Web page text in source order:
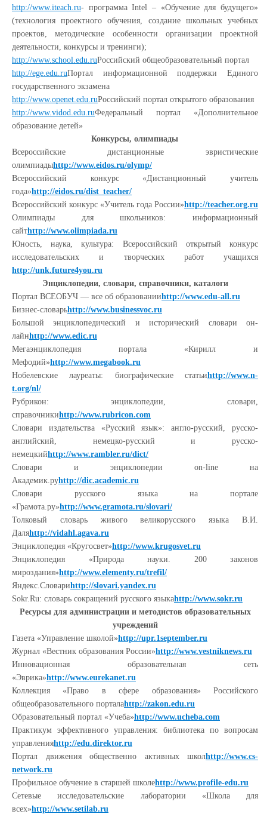
http://www.iteach.ru- программа Intel – «Обучение для будущего»
(технология проектного обучения, создание школьных учебных
проектов, методические особенности организации проектной
деятельности, конкурсы и тренинги);
http://www.school.edu.ruРоссийский общеобразовательный портал
http://ege.edu.ruПортал информационной поддержки Единого
государственного экзамена
http://www.openet.edu.ruРоссийский портал открытого образования
http://www.vidod.edu.ruФедеральный портал «Дополнительное
образование детей»
Конкурсы, олимпиады
Всероссийские дистанционные эвристические
олимпиадыhttp://www.eidos.ru/olymp/
Всероссийский конкурс «Дистанционный учитель
года»http://eidos.ru/dist_teacher/
Всероссийский конкурс «Учитель года России»http://teacher.org.ru
Олимпиады для школьников: информационный
сайтhttp://www.olimpiada.ru
Юность, наука, культура: Всероссийский открытый конкурс
исследовательских и творческих работ учащихся
http://unk.future4you.ru
Энциклопедии, словари, справочники, каталоги
Портал ВСЕОБУЧ — все об образованииhttp://www.edu-all.ru
Бизнес-словарьhttp://www.businessvoc.ru
Большой энциклопедический и исторический словари он-
лайнhttp://www.edic.ru
Мегаэнциклопедия портала «Кирилл и
Мефодий»http://www.megabook.ru
Нобелевские лауреаты: биографические статьиhttp://www.n-
t.org/nl/
Рубрикон: энциклопедии, словари,
справочникиhttp://www.rubricon.com
Словари издательства «Русский язык»: англо-русский, русско-
английский, немецко-русский и русско-
немецкийhttp://www.rambler.ru/dict/
Словари и энциклопедии on-line на
Академик.руhttp://dic.academic.ru
Словари русского языка на портале
«Грамота.ру»http://www.gramota.ru/slovari/
Толковый словарь живого великорусского языка В.И.
Даляhttp://vidahl.agava.ru
Энциклопедия «Кругосвет»http://www.krugosvet.ru
Энциклопедия «Природа науки. 200 законов
мироздания»http://www.elementy.ru/trefil/
Яндекс.Словариhttp://slovari.yandex.ru
Sokr.Ru: словарь сокращений русского языкаhttp://www.sokr.ru
Ресурсы для администрации и методистов образовательных
учреждений
Газета «Управление школой»http://upr.1september.ru
Журнал «Вестник образования России»http://www.vestniknews.ru
Инновационная образовательная сеть
«Эврика»http://www.eurekanet.ru
Коллекция «Право в сфере образования» Российского
общеобразовательного порталаhttp://zakon.edu.ru
Образовательный портал «Учеба»http://www.ucheba.com
Практикум эффективного управления: библиотека по вопросам
управленияhttp://edu.direktor.ru
Портал движения общественно активных школhttp://www.cs-
network.ru
Профильное обучение в старшей школеhttp://www.profile-edu.ru
Сетевые исследовательские лаборатории «Школа для
всех»http://www.setilab.ru